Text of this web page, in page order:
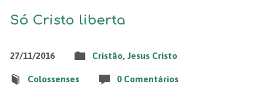
Só Cristo liberta
27/11/2016 Cristão, Jesus Cristo
Colossenses 0 Comentários